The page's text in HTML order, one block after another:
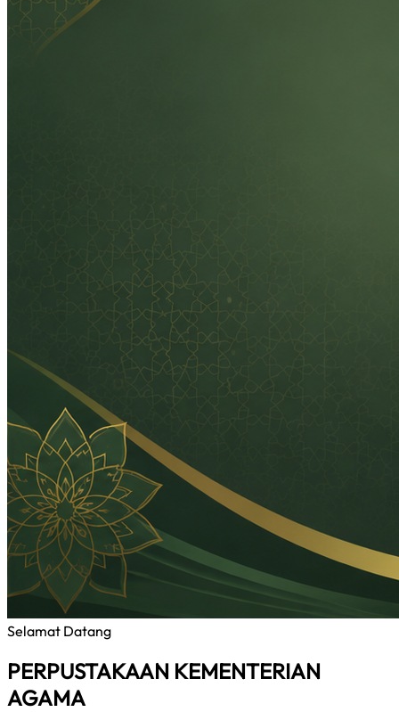
Selamat Datang
PERPUSTAKAAN KEMENTERIAN
AGAMA